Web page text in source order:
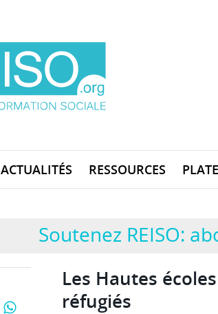
ACTUALITÉS RESSOURCES
Soutenez REISO:
Les Hautes
réfugiés